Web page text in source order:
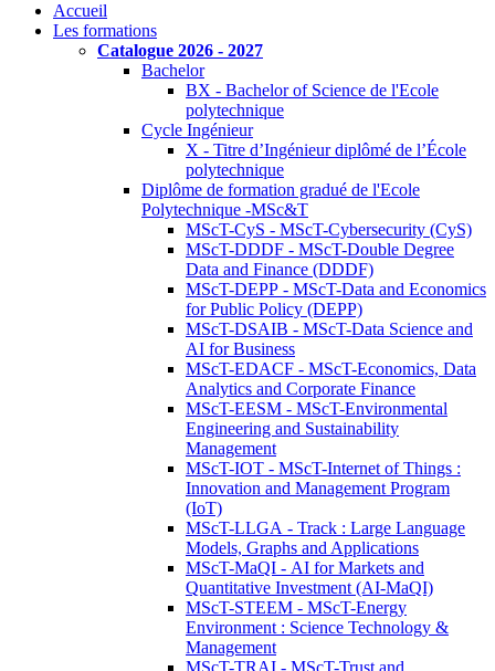
Accueil
Les formations
Catalogue 2026 - 2027
Bachelor
BX - Bachelor of Science de l'Ecole
polytechnique
Cycle Ingénieur
X - Titre d’Ingénieur diplômé de l’École
polytechnique
Diplôme de formation gradué de l'Ecole
Polytechnique -MSc&T
MScT-CyS - MScT-Cybersecurity (CyS)
MScT-DDDF - MScT-Double Degree
Data and Finance (DDDF)
MScT-DEPP - MScT-Data and Economics
for Public Policy (DEPP)
MScT-DSAIB - MScT-Data Science and
AI for Business
MScT-EDACF - MScT-Economics, Data
Analytics and Corporate Finance
MScT-EESM - MScT-Environmental
Engineering and Sustainability
Management
MScT-IOT - MScT-Internet of Things :
Innovation and Management Program
(IoT)
MScT-LLGA - Track : Large Language
Models, Graphs and Applications
MScT-MaQI - AI for Markets and
Quantitative Investment (AI-MaQI)
MScT-STEEM - MScT-Energy
Environment : Science Technology &
Management
MScT-TRAI - MScT-Trust and